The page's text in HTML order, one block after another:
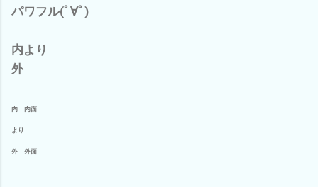
パワフル(ﾟ∀ﾟ)
内より
外
内 内面
より
外 外面